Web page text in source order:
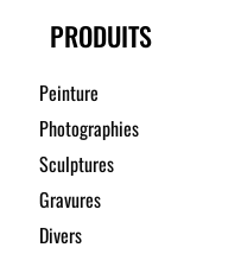
PRODUITS
Peinture
Photographies
Sculptures
Gravures
Divers